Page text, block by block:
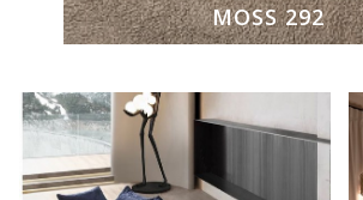
MOSS 292